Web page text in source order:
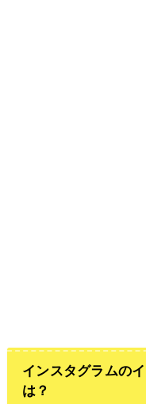
インスタグラムの
は？